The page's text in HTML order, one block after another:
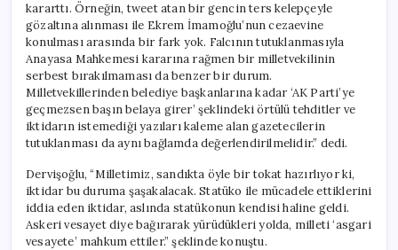
kararttı. Örneğin, tweet atan bir gencin ters kelepçeyle
gözaltına alınması ile Ekrem İmamoğlu’nun cezaevine
konulması arasında bir fark yok. Falcının tutuklanmasıyla
Anayasa Mahkemesi kararına rağmen bir milletvekilinin
serbest bırakılmaması da benzer bir durum.
Milletvekillerinden belediye başkanlarına kadar ‘AK Parti’ye
geçmezsen başın belaya girer’ şeklindeki örtülü tehditler ve
iktidarın istemediği yazıları kaleme alan gazetecilerin
tutuklanması da aynı bağlamda değerlendirilmelidir.” dedi.
Dervişoğlu, “Milletimiz, sandıkta öyle bir tokat hazırlıyor ki,
iktidar bu duruma şaşakalacak. Statüko ile mücadele ettiklerini
iddia eden iktidar, aslında statükonun kendisi haline geldi.
Askeri vesayet diye bağırarak yürüdükleri yolda, milleti ‘asgari
vesayete’ mahkum ettiler.” şeklinde konuştu.